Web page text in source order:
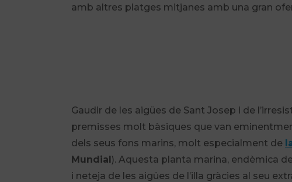
amb altres platges mitjanes amb una gran
Gaudir de les aigües de Sant Josep i de
premisses molt bàsiques que van
dels seus fons marins, molt especialment de
Mundial). Aquesta planta marina, endèmica
i neteja de les aigües de l’illa gràcies al seu